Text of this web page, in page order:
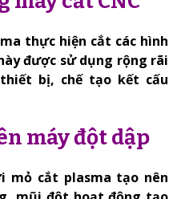
thực hiện cắt các hình
được sử dụng rộng rãi
bị, chế tạo kết cấu
máy đột dập
mỏ cắt plasma tạo nên